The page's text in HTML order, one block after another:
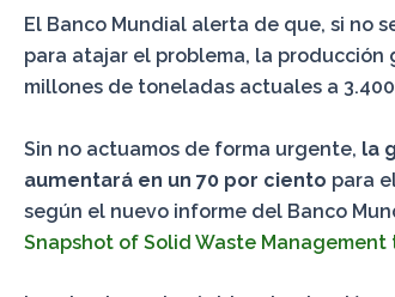
El Banco Mundial alerta de que, si no
para atajar el problema, la producción
millones de toneladas actuales a
Sin no actuamos de forma urgente, la
aumentará en un 70 por ciento para
según el nuevo informe del Banco
Snapshot of Solid Waste Management